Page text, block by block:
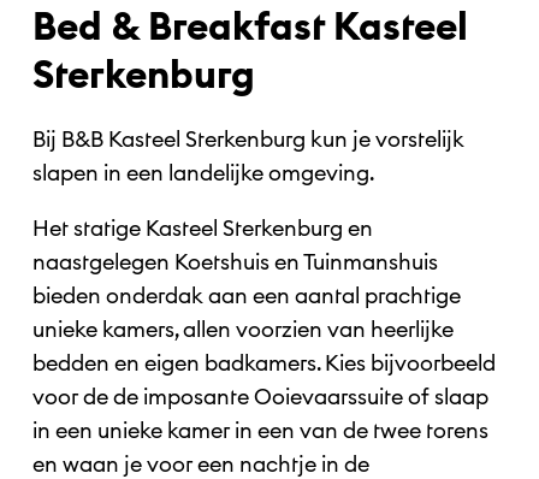
Bed & Breakfast Kasteel
Sterkenburg
Bij B&B Kasteel Sterkenburg kun je vorstelijk
slapen in een landelijke omgeving.
Het statige Kasteel Sterkenburg en
naastgelegen Koetshuis en Tuinmanshuis
bieden onderdak aan een aantal prachtige
unieke kamers, allen voorzien van heerlijke
bedden en eigen badkamers. Kies bijvoorbeeld
voor de de imposante Ooievaarssuite of slaap
in een unieke kamer in een van de twee torens
en waan je voor een nachtje in de